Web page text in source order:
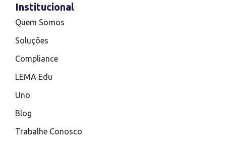
Institucional
Quem Somos
Soluções
Compliance
LEMA Edu
Uno
Blog
Trabalhe Conosco